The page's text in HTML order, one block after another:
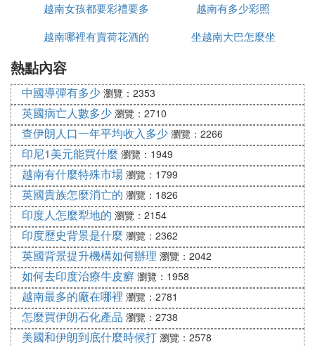
57 The Exorcist 1973 驅魔人 $359.9 m
58 Planet of the Apes 2001 人猿猩球 $358.9 m
59 Toy Story 1995 玩具總動員 $358.8 m
60 The Flintstones 1994 新聰明笨伯 $358.5 m
61 A Bug[*]s Life 1998 蟲蟲總動員 $358.0 m
62 Basic Instinct 1992 本能 $352.7 m
63 The World is Not Enough 1999 黑日危機 $352.0
m
64 Goldeneye 1995 黃金眼 $351.5 m
65 Back to the Future 1985 回到未來 $350.6 m
66 Seven 1995 七宗罪 $350.1 m
67 Hannibal 2001 漢你伯 $350.1 m
68 Who Framed Roger Rabbit 1988 誰陷害了兔子羅
傑 $349.2 m
69 Deep Impact 1998 天地大沖撞 $348.8 m
70 American Beauty 1999 美國美人 $348.1 m
71 Dinosaur 2000 恐龍 $347.8 m
72 Pocahontas 1995 風中奇緣 $347.2 m
73 Tomorrow Never Dies 1997 明日帝國 $346.6 m
越南女孩都要彩禮要多
少錢
越南有多少彩照
越南哪裡有賣荷花酒的
坐越南大巴怎麼坐
熱點內容
中國導彈有多少 瀏覽：2353
英國病亡人數多少 瀏覽：2710
查伊朗人口一年平均收入多少 瀏覽：2266
印尼1美元能買什麼 瀏覽：1949
越南有什麼特殊市場 瀏覽：1799
英國貴族怎麼消亡的 瀏覽：1826
印度人怎麼犁地的 瀏覽：2154
印度歷史背景是什麼 瀏覽：2362
英國背景提升機構如何辦理 瀏覽：2042
如何去印度治療牛皮癬 瀏覽：1958
越南最多的廠在哪裡 瀏覽：2781
怎麼買伊朗石化產品 瀏覽：2738
美國和伊朗到底什麼時候打 瀏覽：2578